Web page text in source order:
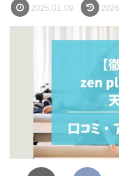
2025.01.09